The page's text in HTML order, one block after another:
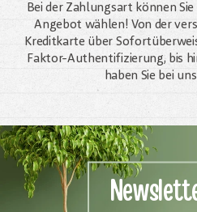
Bei der Zahlungsart können
Angebot wählen! Von der
Kreditkarte über
Faktor-Authentifizierung, bis
haben Sie bei